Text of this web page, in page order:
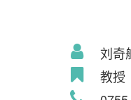
刘奇
教授